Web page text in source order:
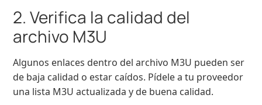
2. Verifica la calidad del
archivo M3U
Algunos enlaces dentro del archivo M3U pueden ser
de baja calidad o estar caídos. Pídele a tu proveedor
una lista M3U actualizada y de buena calidad.